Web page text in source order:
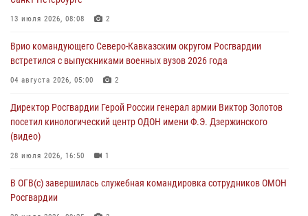
Спецназ Росгвардии в Марий Эл почтил память товарища на
08 августа 2026, 06:15 9
День физкультурника в Уральском округе Росгвардии отметили
08 августа 2026, 06:03
13 июля 2026, 08:08 2
Врио командующего Северо-Кавказским округом Росгвардии
встретился с выпускниками военных вузов 2026 года
04 августа 2026, 05:00 2
Директор Росгвардии Герой России генерал армии Виктор Золотов
посетил кинологический центр ОДОН имени Ф.Э. Дзержинского
(видео)
28 июля 2026, 16:50 1
В ОГВ(с) завершилась служебная командировка сотрудников ОМОН
Росгвардии